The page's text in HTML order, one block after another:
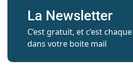
La Newsletter
C’est gratuit, et c’est
dans votre boite mail